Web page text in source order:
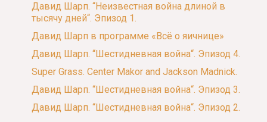
Давид Шарп. “Неизвестная война длиной в
тысячу дней“. Эпизод 1.
Давид Шарп в программе «Всё о яичнице»
Давид Шарп. “Шестидневная война“. Эпизод 4.
Super Grass. Center Makor and Jackson Madnick.
Давид Шарп. “Шестидневная война“. Эпизод 3.
Давид Шарп. “Шестидневная война“. Эпизод 2.